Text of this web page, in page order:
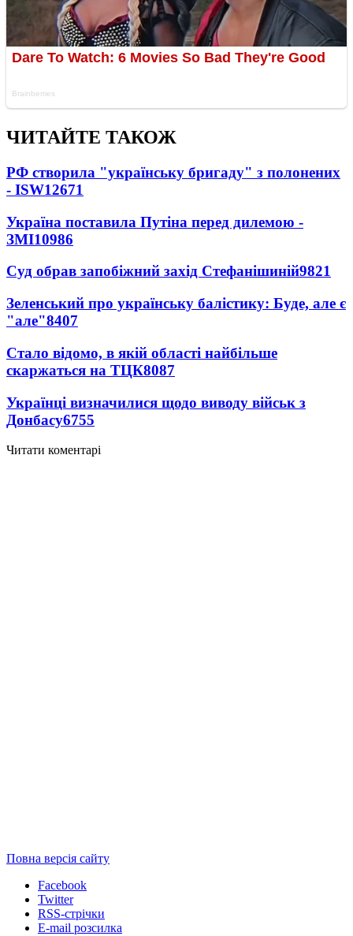
ЧИТАЙТЕ ТАКОЖ
РФ створила "українську бригаду" з полонених
- ISW12671
Україна поставила Путіна перед дилемою -
ЗМІ10986
Суд обрав запобіжний захід Стефанішиній9821
Зеленський про українську балістику: Буде, але є
"але"8407
Стало відомо, в якій області найбільше
скаржаться на ТЦК8087
Українці визначилися щодо виводу військ з
Донбасу6755
Читати коментарі
Повна версія сайту
Facebook
Twitter
RSS-стрічки
E-mail розсилка